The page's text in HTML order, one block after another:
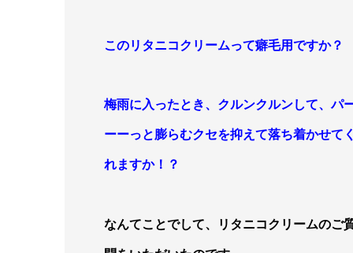
このリタニコクリームって癖毛用ですか？
梅雨に入ったとき、クルンクルンして、パ
ーーっと膨らむクセを抑えて落ち着かせてく
れますか！？
なんてことでして、リタニコクリームのご